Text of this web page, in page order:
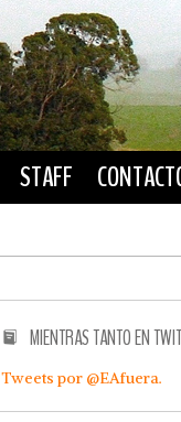
STAFF
MIENTRAS TANTO EN
Tweets por @EAfuera.